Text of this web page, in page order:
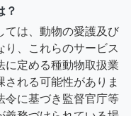
？
ては、動物の愛護及び
り、これらのサービス
に定める種動物取扱業
れる可能性がありま
令に基づき監督官庁等